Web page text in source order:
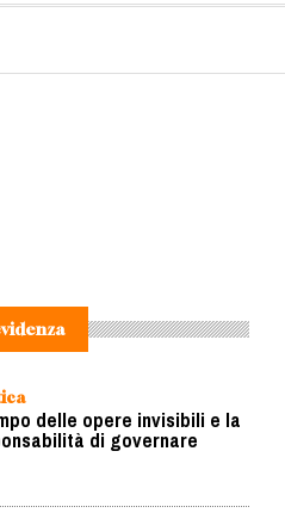
delle opere invisibili e la
di governare